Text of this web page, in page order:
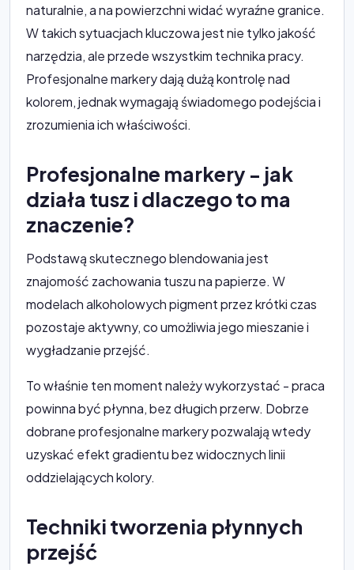
naturalnie, a na powierzchni widać wyraźne granice.
W takich sytuacjach kluczowa jest nie tylko jakość
narzędzia, ale przede wszystkim technika pracy.
Profesjonalne markery dają dużą kontrolę nad
kolorem, jednak wymagają świadomego podejścia i
zrozumienia ich właściwości.
Profesjonalne markery - jak
działa tusz i dlaczego to ma
znaczenie?
Podstawą skutecznego blendowania jest
znajomość zachowania tuszu na papierze. W
modelach alkoholowych pigment przez krótki czas
pozostaje aktywny, co umożliwia jego mieszanie i
wygładzanie przejść.
To właśnie ten moment należy wykorzystać - praca
powinna być płynna, bez długich przerw. Dobrze
dobrane profesjonalne markery pozwalają wtedy
uzyskać efekt gradientu bez widocznych linii
oddzielających kolory.
Techniki tworzenia płynnych
przejść